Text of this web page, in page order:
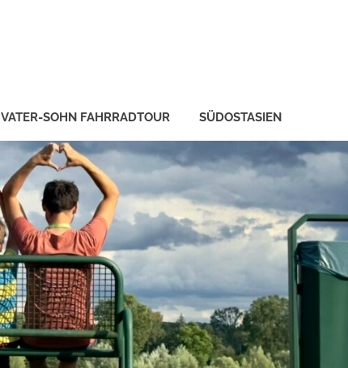
VATER-SOHN FAHRRADTOUR SÜDOSTASIEN